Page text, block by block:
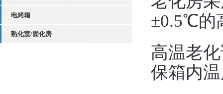
电烤箱
熟化室/固化房
±0.5℃的
高温老
保箱内